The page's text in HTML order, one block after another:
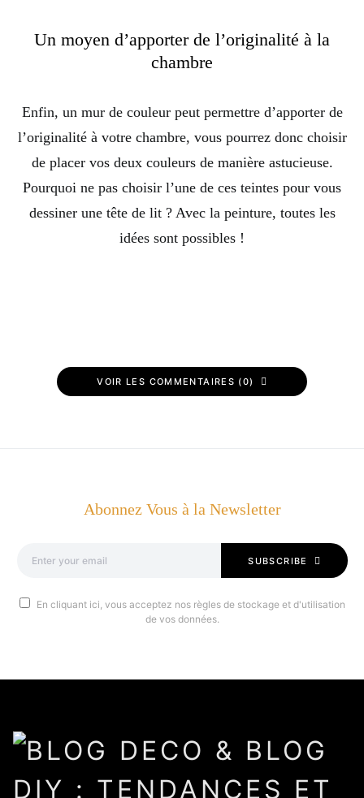
Un moyen d’apporter de l’originalité à la
chambre
Enfin, un mur de couleur peut permettre d’apporter de
l’originalité à votre chambre, vous pourrez donc choisir
de placer vos deux couleurs de manière astucieuse.
Pourquoi ne pas choisir l’une de ces teintes pour vous
dessiner une tête de lit ? Avec la peinture, toutes les
idées sont possibles !
VOIR LES COMMENTAIRES (0)
Abonnez Vous à la Newsletter
SUBSCRIBE
En cliquant ici, vous acceptez nos règles de stockage et d'utilisation
de vos données.